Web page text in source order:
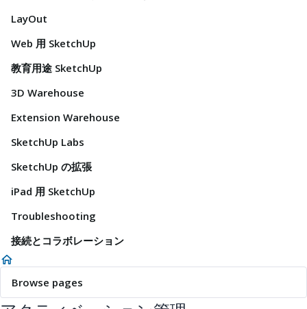
LayOut
Web 用 SketchUp
教育用途 SketchUp
3D Warehouse
Extension Warehouse
SketchUp Labs
SketchUp の拡張
iPad 用 SketchUp
Troubleshooting
接続とコラボレーション
Browse pages